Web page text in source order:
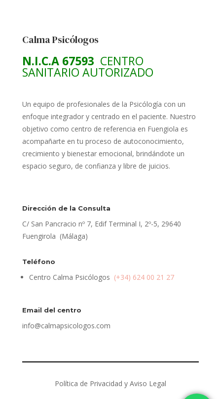
Calma Psicólogos
N.I.C.A 67593 CENTRO
SANITARIO AUTORIZADO
Un equipo de profesionales de la Psicólogía con un
enfoque integrador y centrado en el paciente. Nuestro
objetivo como centro de referencia en Fuengiola es
acompañarte en tu proceso de autoconocimiento,
crecimiento y bienestar emocional, brindándote un
espacio seguro, de confianza y libre de juicios.
Dirección de la Consulta
C/ San Pancracio nº 7, Edif Terminal I, 2º-5, 29640
Fuengirola (Málaga)
Teléfono
Centro Calma Psicólogos (+34) 624 00 21 27
Email del centro
info@calmapsicologos.com
Política de Privacidad y Aviso Legal